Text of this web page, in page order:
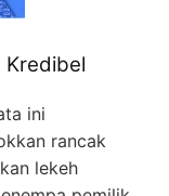
Kredibel
ini
rancak
lekeh